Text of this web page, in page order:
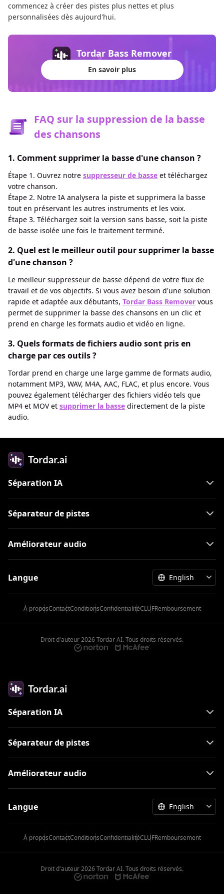
commencez à créer des pistes plus nettes et plus
personnalisées dès aujourd'hui.
Tordar Bass Remover
En savoir plus
FAQ sur la suppression de la basse
des chansons
1. Comment supprimer la basse d'une chanson ?
Étape 1. Ouvrez notre suppresseur de basse et téléchargez
votre chanson.
Étape 2. Notre IA analysera la piste et supprimera la basse
tout en préservant les autres instruments et les voix.
Étape 3. Téléchargez soit la version sans basse, soit la piste
de basse isolée une fois le traitement terminé.
2. Quel est le meilleur outil pour supprimer la basse
d'une chanson ?
Le meilleur suppresseur de basse dépend de votre flux de
travail et de vos objectifs. Si vous avez besoin d'une solution
rapide et adaptée aux débutants, Tordar Bass Remover vous
permet de supprimer la basse des chansons en un clic et
prend en charge les formats audio et vidéo en ligne.
3. Quels formats de fichiers audio sont pris en
charge par ces outils ?
Tordar prend en charge une large gamme de formats audio,
notamment MP3, WAV, M4A, AAC, FLAC, et plus encore. Vous
pouvez également télécharger des fichiers vidéo tels que
MP4 et MOV et supprimer la basse directement de la piste
audio.
Séparation IA
Séparateur de pistes
Améliorateur audio
Langue English
À proposContactConditionsConfidentialitéCLUFRemboursement
Droit d'auteur2026Tordar AI. Tous droits réservés.
Séparation IA
Séparateur de pistes
Améliorateur audio
Langue English
À proposContactConditionsConfidentialitéCLUFRemboursement
Droit d'auteur2026Tordar AI. Tous droits réservés.